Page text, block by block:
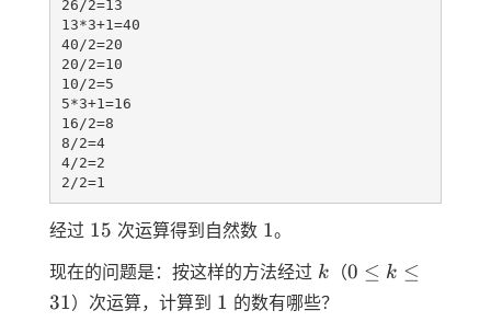
26/2=13
13*3+1=40
40/2=20
20/2=10
10/2=5
5*3+1=16
16/2=8
8/2=4
4/2=2
经过 15
15 次运算得到自然数 1
1。
现在的问题是：按这样的方法经过 k
k （0≤k≤31
0 ≤ k ≤
31）次运算，计算到 1
1 的数有哪些？